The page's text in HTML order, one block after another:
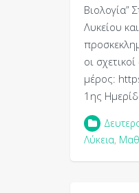
Βιολογία”
Λυκείου
οι
μέρος:
1ης
Λύκεια,